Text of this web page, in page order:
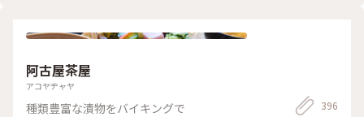
阿古屋茶屋
アコヤヂャヤ
種類豊富な漬物をバイキングで 396